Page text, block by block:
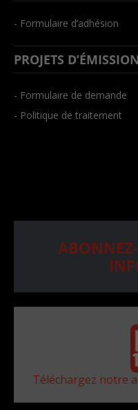
- Formulaire d’adhésion
PROJETS D’ÉMISSION
- Formulaire de demande
- Politique de traitement
Téléchargez notre